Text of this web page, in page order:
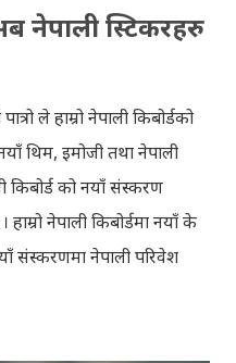
अब नेपाली स्टिकरहरु
ले हाम्रो नेपाली किबोर्डको
थिम, इमोजी तथा नेपाली
किबोर्ड को नयाँ संस्करण
नेपाली किबोर्डमा नयाँ के
संस्करणमा नेपाली परिवेश